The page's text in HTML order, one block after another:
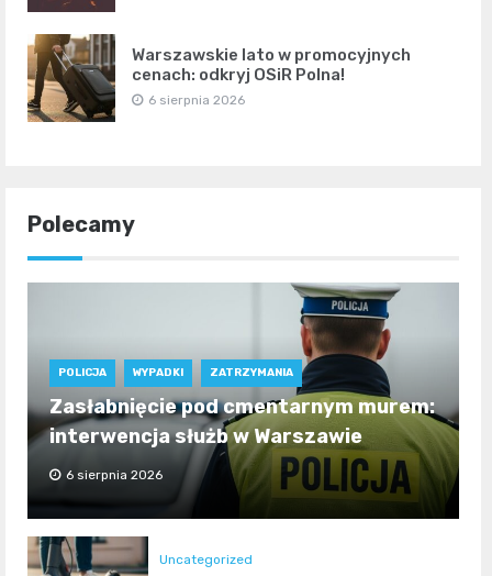
Warszawskie lato w promocyjnych
cenach: odkryj OSiR Polna!
6 sierpnia 2026
Polecamy
POLICJA WYPADKI ZATRZYMANIA
Zasłabnięcie pod cmentarnym murem:
interwencja służb w Warszawie
6 sierpnia 2026
Uncategorized